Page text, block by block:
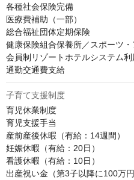
各種社会保険完備
医療費補助（一部）
総合福祉団体定期保険
健康保険組合保養所／スポーツ
会員制リゾートホテルシステム利
通勤交通費支給
子育て支援制度
育児休業制度
育児支援手当
産前産後休暇（有給：14週間）
妊娠休暇（有給：20日）
看護休暇（有給：10日）
出産祝い金（第3子以降に100万円